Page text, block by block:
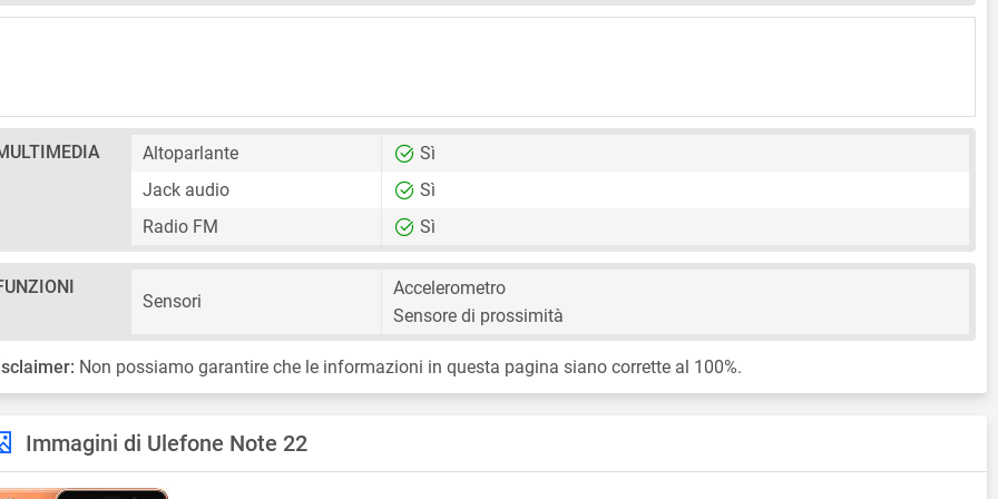
Altoparlante
Sì
Jack audio
Sì
Radio FM
Sì
Sensori
Accelerometro
Sensore di prossimità
Non possiamo garantire che le informazioni in questa pagina siano corrette al 100%.
Immagini di Ulefone Note 22